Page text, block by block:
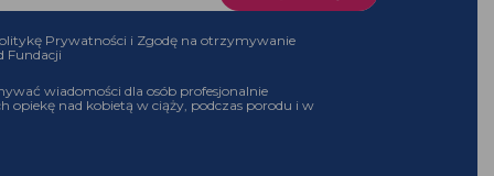
Prywatności i Zgodę na otrzymywanie
Fundacji
wiadomości dla osób profesjonalnie
opiekę nad kobietą w ciąży, podczas porodu i w